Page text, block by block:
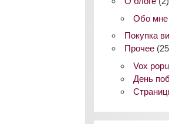
Обо мне
Покупка
Прочее
Vox
День